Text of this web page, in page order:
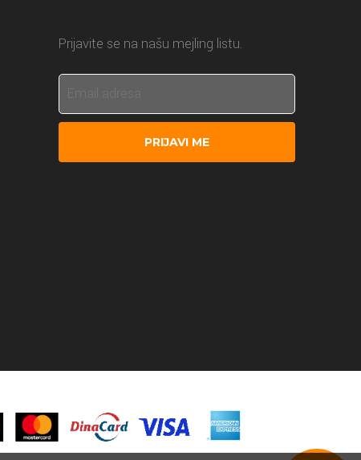
Prijavite se na našu mejling listu.
PRIJAVI ME